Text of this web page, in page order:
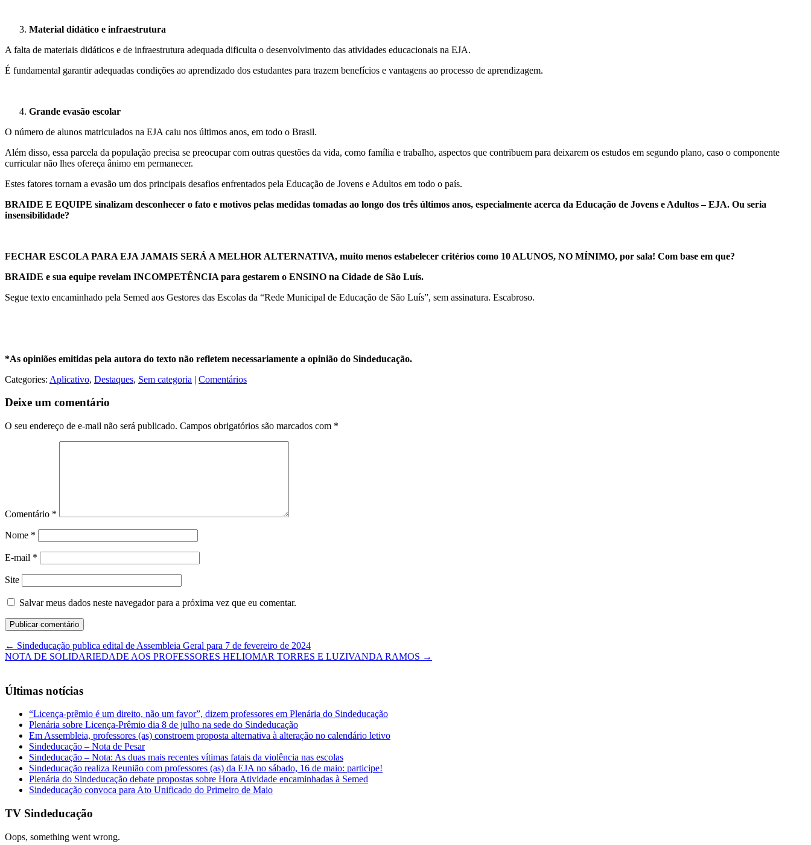
Material didático e infraestrutura
A falta de materiais didáticos e de infraestrutura adequada dificulta o desenvolvimento das atividades educacionais na EJA.
É fundamental garantir adequadas condições ao aprendizado dos estudantes para trazem benefícios e vantagens ao processo de aprendizagem.
Grande evasão escolar
O número de alunos matriculados na EJA caiu nos últimos anos, em todo o Brasil.
Além disso, essa parcela da população precisa se preocupar com outras questões da vida, como família e trabalho, aspectos que contribuem para deixarem os estudos em segundo plano, caso o componente
curricular não lhes ofereça ânimo em permanecer.
Estes fatores tornam a evasão um dos principais desafios enfrentados pela Educação de Jovens e Adultos em todo o país.
BRAIDE E EQUIPE sinalizam desconhecer o fato e motivos pelas medidas tomadas ao longo dos três últimos anos, especialmente acerca da Educação de Jovens e Adultos – EJA. Ou seria
insensibilidade?
FECHAR ESCOLA PARA EJA JAMAIS SERÁ A MELHOR ALTERNATIVA, muito menos estabelecer critérios como 10 ALUNOS, NO MÍNIMO, por sala! Com base em que?
BRAIDE e sua equipe revelam INCOMPETÊNCIA para gestarem o ENSINO na Cidade de São Luís.
Segue texto encaminhado pela Semed aos Gestores das Escolas da “Rede Municipal de Educação de São Luís”, sem assinatura. Escabroso.
*As opiniões emitidas pela autora do texto não refletem necessariamente a opinião do Sindeducação.
Categories: Aplicativo, Destaques, Sem categoria | Comentários
Deixe um comentário
O seu endereço de e-mail não será publicado. Campos obrigatórios são marcados com *
Comentário *
Nome *
E-mail *
Site
Salvar meus dados neste navegador para a próxima vez que eu comentar.
← Sindeducação publica edital de Assembleia Geral para 7 de fevereiro de 2024
NOTA DE SOLIDARIEDADE AOS PROFESSORES HELIOMAR TORRES E LUZIVANDA RAMOS →
Últimas notícias
“Licença-prêmio é um direito, não um favor”, dizem professores em Plenária do Sindeducação
Plenária sobre Licença-Prêmio dia 8 de julho na sede do Sindeducação
Em Assembleia, professores (as) constroem proposta alternativa à alteração no calendário letivo
Sindeducação – Nota de Pesar
Sindeducação – Nota: As duas mais recentes vítimas fatais da violência nas escolas
Sindeducação realiza Reunião com professores (as) da EJA no sábado, 16 de maio: participe!
Plenária do Sindeducação debate propostas sobre Hora Atividade encaminhadas à Semed
Sindeducação convoca para Ato Unificado do Primeiro de Maio
TV Sindeducação
Oops, something went wrong.